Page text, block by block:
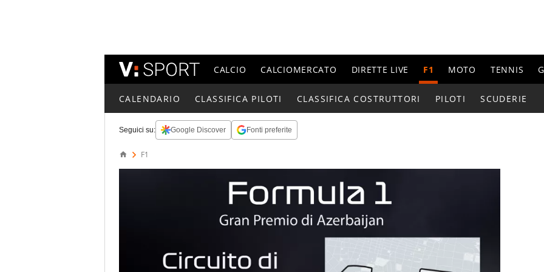
CALCIO CALCIOMERCATO DIRETTE LIVE F1 MOTO TENNIS
CALENDARIO CLASSIFICA PILOTI CLASSIFICA COSTRUTTORI PILOTI SCUDERIE
Seguici su: Google Discover Fonti preferite
F1